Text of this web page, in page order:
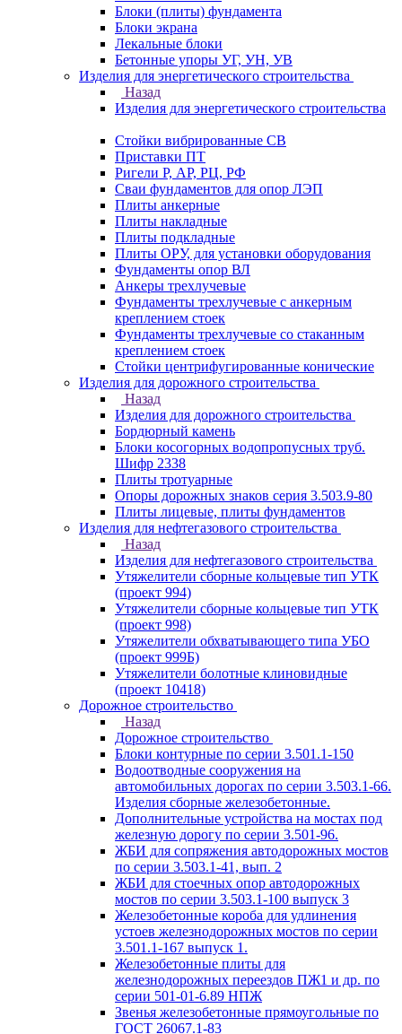
Блоки (плиты) фундамента
Блоки экрана
Лекальные блоки
Бетонные упоры УГ, УН, УВ
Изделия для энергетического строительства
Назад
Изделия для энергетического строительства
Стойки вибрированные СВ
Приставки ПТ
Ригели Р, АР, РЦ, РФ
Сваи фундаментов для опор ЛЭП
Плиты анкерные
Плиты накладные
Плиты подкладные
Плиты ОРУ, для установки оборудования
Фундаменты опор ВЛ
Анкеры трехлучевые
Фундаменты трехлучевые с анкерным
креплением стоек
Фундаменты трехлучевые со стаканным
креплением стоек
Стойки центрифугированные конические
Изделия для дорожного строительства
Назад
Изделия для дорожного строительства
Бордюрный камень
Блоки косогорных водопропусных труб.
Шифр 2338
Плиты тротуарные
Опоры дорожных знаков серия 3.503.9-80
Плиты лицевые, плиты фундаментов
Изделия для нефтегазового строительства
Назад
Изделия для нефтегазового строительства
Утяжелители сборные кольцевые тип УТК
(проект 994)
Утяжелители сборные кольцевые тип УТК
(проект 998)
Утяжелители обхватывающего типа УБО
(проект 999Б)
Утяжелители болотные клиновидные
(проект 10418)
Дорожное строительство
Назад
Дорожное строительство
Блоки контурные по серии 3.501.1-150
Водоотводные сооружения на
автомобильных дорогах по серии 3.503.1-66.
Изделия сборные железобетонные.
Дополнительные устройства на мостах под
железную дорогу по серии 3.501-96.
ЖБИ для сопряжения автодорожных мостов
по серии 3.503.1-41, вып. 2
ЖБИ для стоечных опор автодорожных
мостов по серии 3.503.1-100 выпуск 3
Железобетонные короба для удлинения
устоев железнодорожных мостов по серии
3.501.1-167 выпуск 1.
Железобетонные плиты для
железнодорожных переездов ПЖ1 и др. по
серии 501-01-6.89 НПЖ
Звенья железобетонные прямоугольные по
ГОСТ 26067.1-83